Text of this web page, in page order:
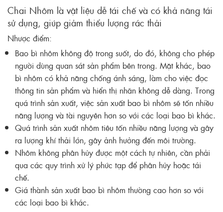
Chai Nhôm là vật liệu dễ tái chế và có khả năng tái
sử dụng, giúp giảm thiểu lượng rác thải
Nhược điểm:
Bao bì nhôm không độ trong suốt, do đó, không cho phép
người dùng quan sát sản phẩm bên trong. Mặt khác, bao
bì nhôm có khả năng chống ánh sáng, làm cho việc đọc
thông tin sản phẩm và hiển thị nhãn không dễ dàng. Trong
quá trình sản xuất, việc sản xuất bao bì nhôm sẽ tốn nhiều
năng lượng và tài nguyên hơn so với các loại bao bì khác.
Quá trình sản xuất nhôm tiêu tốn nhiều năng lượng và gây
ra lượng khí thải lớn, gây ảnh hưởng đến môi trường.
Nhôm không phân hủy được một cách tự nhiên, cần phải
qua các quy trình xử lý phức tạp để phân hủy hoặc tái
chế.
Giá thành sản xuất bao bì nhôm thường cao hơn so với
các loại bao bì khác.